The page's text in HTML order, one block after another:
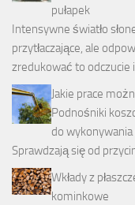
pułapek
Intensywne światło
przytłaczające, ale
zredukować to
Jakie prace
Podnośniki
do wykonywania
Sprawdzają się od
Wkłady z
kominkowe